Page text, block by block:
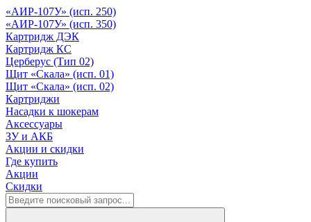
«АИР-107У» (исп. 250)
«АИР-107У» (исп. 350)
Картридж ДЭК
Картридж КС
Церберус (Тип 02)
Щит «Скала» (исп. 01)
Щит «Скала» (исп. 02)
Картриджи
Насадки к шокерам
Аксессуары
ЗУ и АКБ
Акции и скидки
Где купить
Акции
Скидки